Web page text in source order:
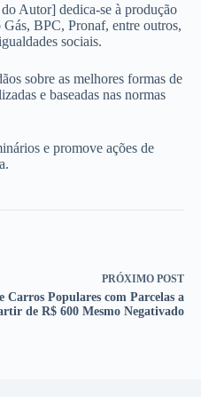
Autor] dedica-se à produção
BPC, Pronaf, entre outros,
sociais.
sobre as melhores formas de
e baseadas nas normas
e promove ações de
PRÓXIMO POST
Carros Populares com Parcelas a
de R$ 600 Mesmo Negativado